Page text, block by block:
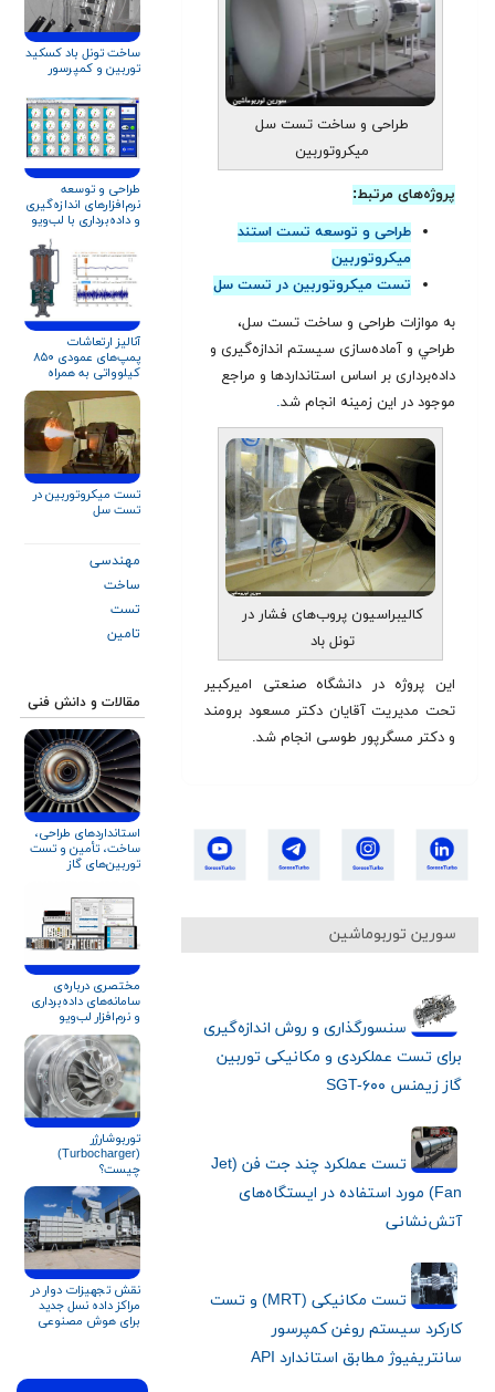
طراحی و ساخت تست سل
میکروتوربین
پروژه‌های مرتبط:
طراحی و توسعه تست استند
میکروتوربین
تست میکروتوربین در تست سل
به موازات طراحی و ساخت تست سل،
طراحي و آماده‌سازی سيستم اندازه‌گيری و
داده‌برداری بر اساس استانداردها و مراجع
موجود در این زمینه انجام شد.
کالیبراسیون پروب‌های فشار در
تونل باد
این پروژه در دانشگاه صنعتی امیرکبیر
تحت مدیریت آقایان دکتر مسعود برومند
و دکتر مسگرپور طوسی انجام شد.
سورین توربوماشین
سنسورگذاری و روش اندازه‌گیری
برای تست‌ عملکردی و مکانیکی توربین
گاز زیمنس SGT-۶۰۰
تست عملکرد چند جت فن (Jet
Fan) مورد استفاده در ایستگاه‌های
آتش‌نشانی
تست مکانیکی (MRT) و تست
کارکرد سیستم روغن کمپرسور
سانتریفیوژ مطابق استاندارد API
ساخت تونل باد کسکید
توربین و کمپرسور
طراحی و توسعه
نرم‌افزارهای اندازه‌گیری
و داده‌برداری با لب‌ویو
آنالیز ارتعاشات
پمپ‌های عمودی ۸۵۰
کیلوواتی به همراه
تحلیل ارتعاشات سازه
تست استند
تست میکروتوربین در
تست سل
مهندسی
ساخت
تست
تامین
مقالات و دانش فنی
استانداردهای طراحی،
ساخت، تأمین و تست
توربین‌های گاز
مختصری درباره‌ی
سامانه‌های داده‌برداری
و نرم‌افزار لب‌ویو
توربوشارژر
(Turbocharger)
چیست؟
نقش تجهیزات دوار در
مراکز داده نسل جدید
برای هوش مصنوعی